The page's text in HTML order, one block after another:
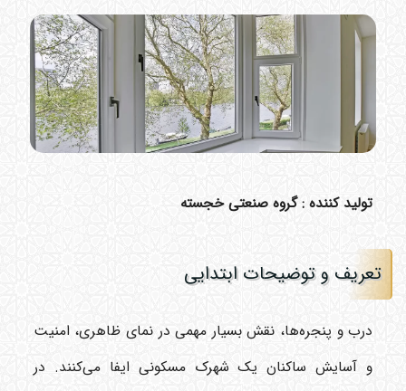
تولید کننده : گروه صنعتی خجسته
تعریف و توضیحات ابتدایی
درب و پنجره‌ها، نقش بسیار مهمی در نمای ظاهری، امنیت
و آسایش ساکنان یک شهرک مسکونی ایفا می‌کنند. در